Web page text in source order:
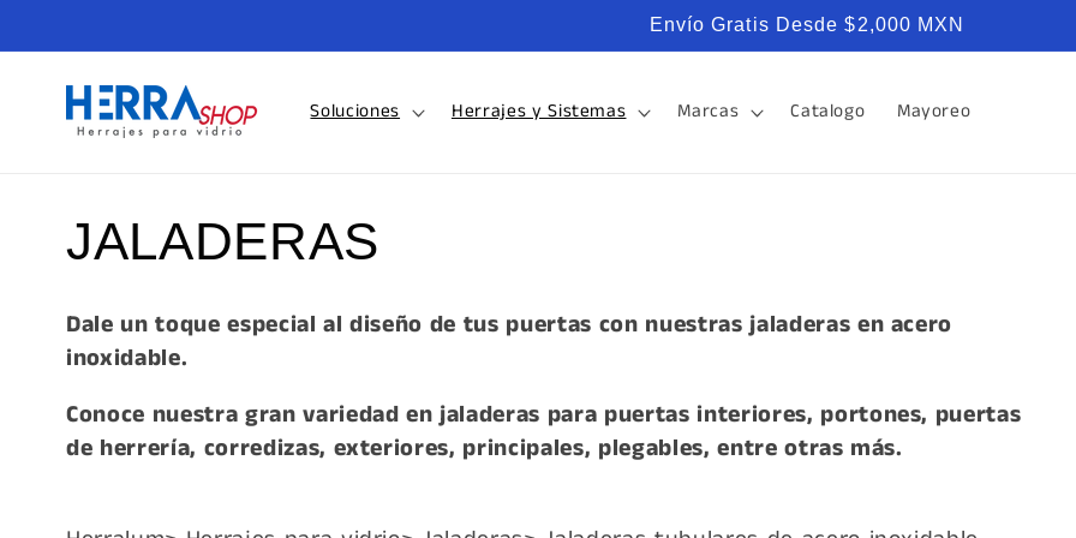
al contenido
Envío Gratis Desde $2,000 MXN
Soluciones Herrajes y Sistemas Marcas Catalogo Mayoreo
C
o
l
e
JALADERAS
Dale un toque especial al diseño de tus puertas con nuestras jaladeras en acero
inoxidable.
Conoce nuestra gran variedad en jaladeras para puertas interiores, portones, puertas
de herrería, corredizas, exteriores, principales, plegables, entre otras más.